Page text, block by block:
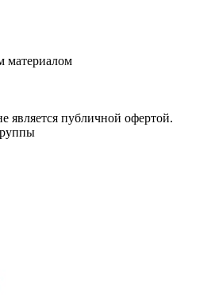
материалом
является публичной офертой.